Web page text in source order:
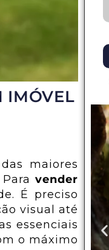
IMÓVEL
maiores
Paravender
É preciso
visual até
essenciais
o máximo